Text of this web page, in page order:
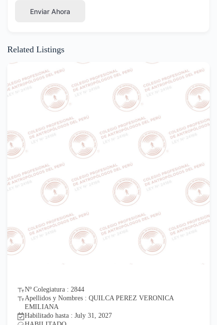
Enviar Ahora
Related Listings
Nº Colegiatura : 2844
Apellidos y Nombres : QUILCA PEREZ VERONICA
EMILIANA
Habilitado hasta : July 31, 2027